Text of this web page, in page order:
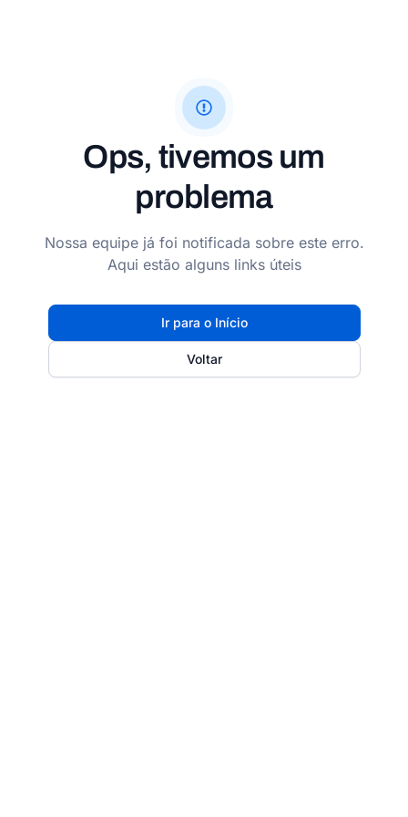
Ops, tivemos um
problema
Nossa equipe já foi notificada sobre este erro.
Aqui estão alguns links úteis
Ir para o Início
Voltar